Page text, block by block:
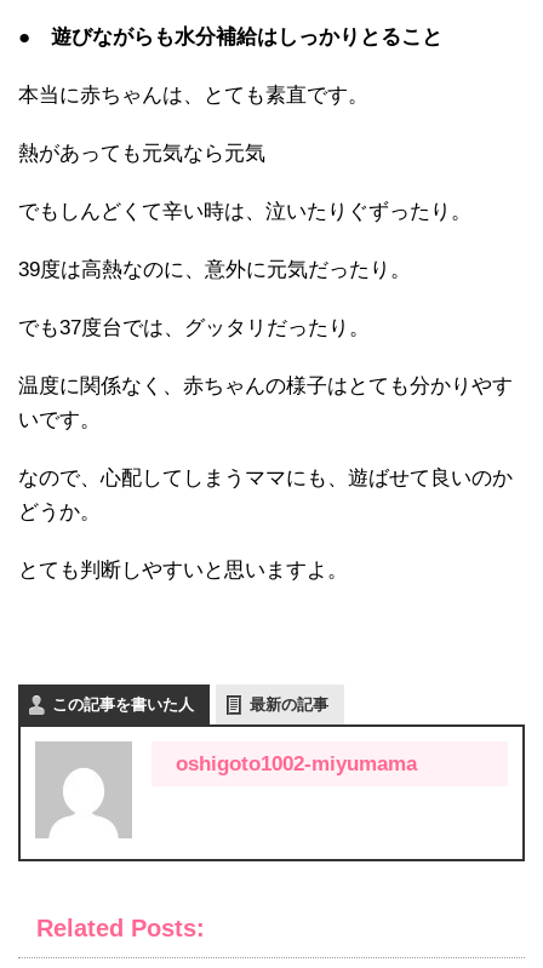
● 遊びながらも水分補給はしっかりとること
本当に赤ちゃんは、とても素直です。
熱があっても元気なら元気
でもしんどくて辛い時は、泣いたりぐずったり。
39度は高熱なのに、意外に元気だったり。
でも37度台では、グッタリだったり。
温度に関係なく、赤ちゃんの様子はとても分かりやす
いです。
なので、心配してしまうママにも、遊ばせて良いのか
どうか。
とても判断しやすいと思いますよ。
この記事を書いた人 最新の記事
oshigoto1002-miyumama
Related Posts: